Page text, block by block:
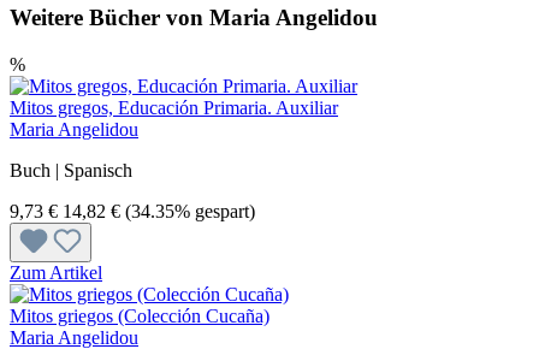
Weitere Bücher von Maria Angelidou
%
Mitos gregos, Educación Primaria. Auxiliar
Maria Angelidou
Buch | Spanisch
9,73 € 14,82 € (34.35% gespart)
Zum Artikel
Mitos griegos (Colección Cucaña)
Maria Angelidou